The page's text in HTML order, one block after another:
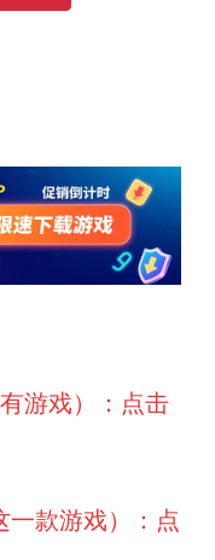
游戏）：点击
一款游戏）：点